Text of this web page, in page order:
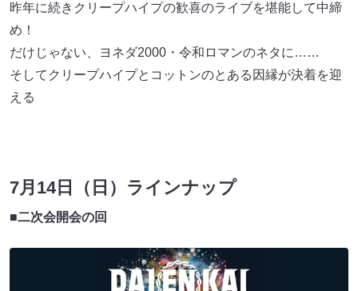
昨年に続きクリープハイプの歓喜のライブを堪能して中締
め！
だけじゃない、ヨネダ2000・令和ロマンのネタに……
そしてクリープハイプとコットンのとある因縁が決着を迎
える
7月14日（日）ラインナップ
■二次会開会の回